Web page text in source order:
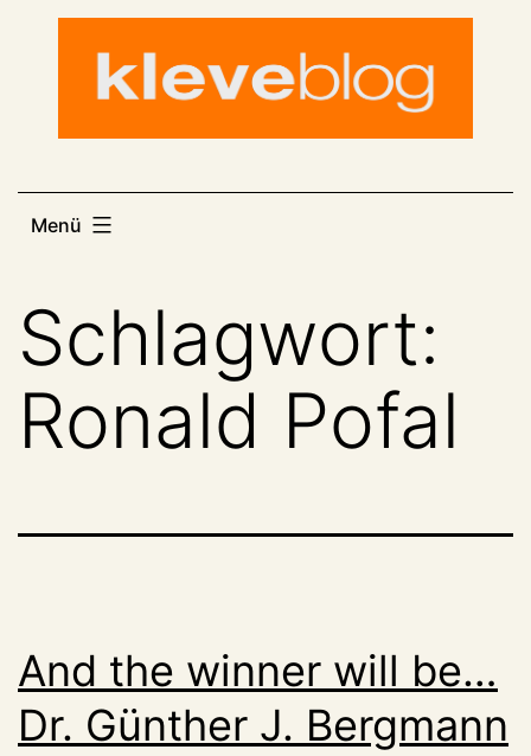
Menü
Schlagwort:
Ronald Pofal
And the winner will be…
Dr. Günther J. Bergmann